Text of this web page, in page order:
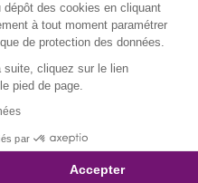
des cookies en cliquant
à tout moment paramétrer
de protection des données.
suite, cliquez sur le lien
pied de page.
par
Accepter